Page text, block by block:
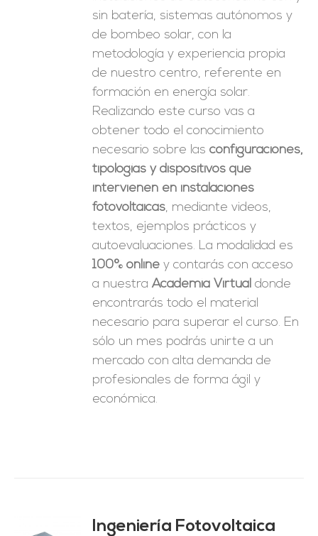
sin batería, sistemas autónomos y
de bombeo solar, con la
metodología y experiencia propia
de nuestro centro, referente en
formación en energía solar.
Realizando este curso vas a
obtener todo el conocimiento
necesario sobre lasconfiguraciones,
tipologías y dispositivos que
intervienen en instalaciones
fotovoltaicas, mediante videos,
textos, ejemplos prácticos y
autoevaluaciones. La modalidad es
100% online y contarás con acceso
a nuestraAcademia Virtual donde
encontrarás todo el material
necesario para superar el curso. En
sólo un mes podrás unirte a un
mercado con alta demanda de
profesionales de forma ágil y
económica.
Ingeniería Fotovoltaica